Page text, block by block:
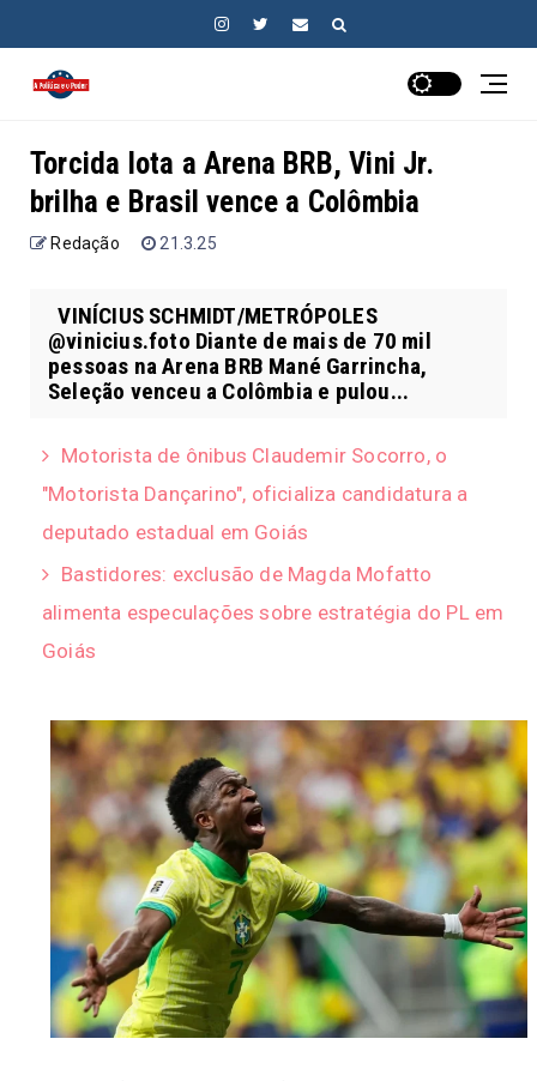
Torcida lota a Arena BRB, Vini Jr.
brilha e Brasil vence a Colômbia
Redação 21.3.25
VINÍCIUS SCHMIDT/METRÓPOLES
@vinicius.foto Diante de mais de 70 mil
pessoas na Arena BRB Mané Garrincha,
Seleção venceu a Colômbia e pulou...
Motorista de ônibus Claudemir Socorro, o
"Motorista Dançarino", oficializa candidatura a
deputado estadual em Goiás
Bastidores: exclusão de Magda Mofatto
alimenta especulações sobre estratégia do PL em
Goiás